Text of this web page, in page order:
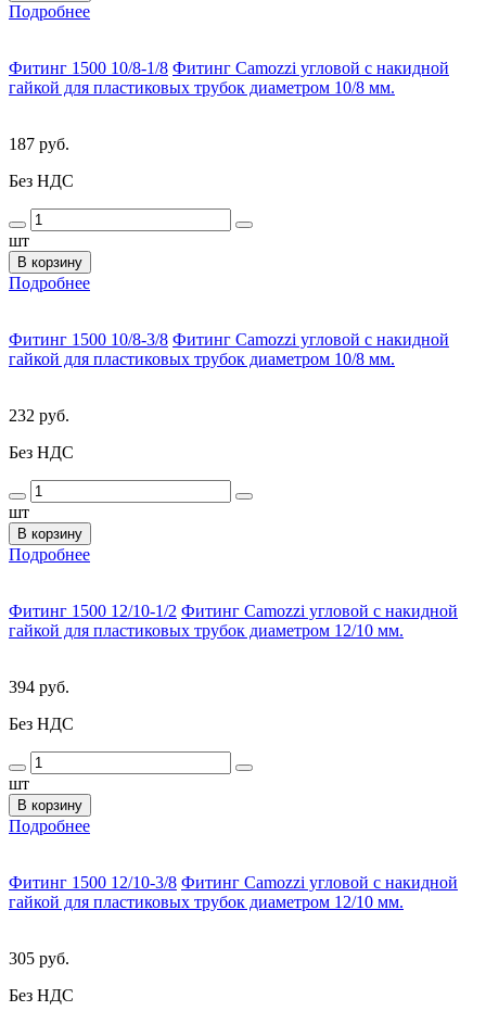
Подробнее
Фитинг 1500 10/8-1/8 Фитинг Camozzi угловой с накидной
гайкой для пластиковых трубок диаметром 10/8 мм.
187 руб.
Без НДС
шт
В корзину
Подробнее
Фитинг 1500 10/8-3/8 Фитинг Camozzi угловой с накидной
гайкой для пластиковых трубок диаметром 10/8 мм.
232 руб.
Без НДС
шт
В корзину
Подробнее
Фитинг 1500 12/10-1/2 Фитинг Camozzi угловой с накидной
гайкой для пластиковых трубок диаметром 12/10 мм.
394 руб.
Без НДС
шт
В корзину
Подробнее
Фитинг 1500 12/10-3/8 Фитинг Camozzi угловой с накидной
гайкой для пластиковых трубок диаметром 12/10 мм.
305 руб.
Без НДС